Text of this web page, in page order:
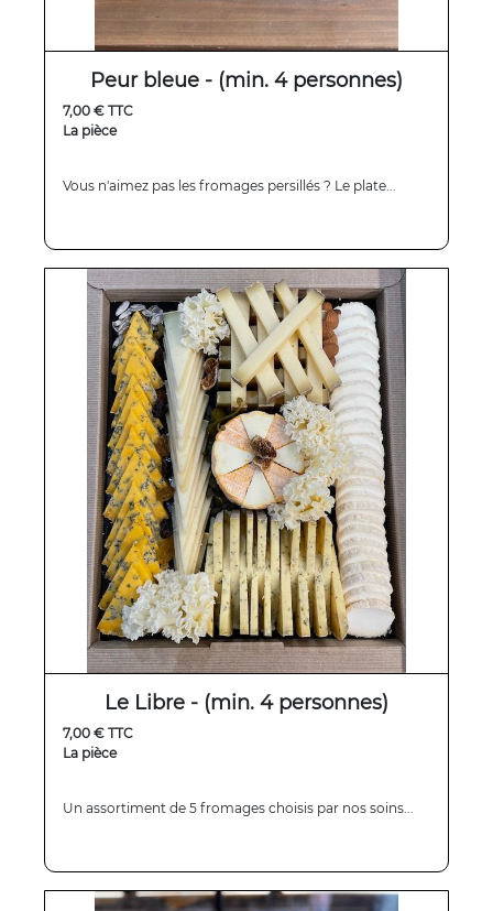
Peur bleue - (min. 4 personnes)
7,00 € TTC
La pièce
Vous n'aimez pas les fromages persillés ? Le plate...
Le Libre - (min. 4 personnes)
7,00 € TTC
La pièce
Un assortiment de 5 fromages choisis par nos soins...